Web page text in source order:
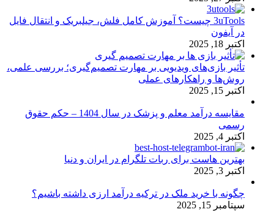
3uTools چیست؟ آموزش کامل فلش، جیلبریک و انتقال فایل
در آیفون
اکتبر 18, 2025
تأثیر بازی‌های ویدیویی بر مهارت تصمیم‌گیری؛ بررسی علمی،
روش‌ها و راهکارهای عملی
اکتبر 15, 2025
مقایسه درآمد معلم و پزشک در سال 1404 – حکم حقوق
رسمی
اکتبر 4, 2025
بهترین هاست برای ربات تلگرام در ایران و دنیا
اکتبر 3, 2025
چگونه با خرید ملک در ترکیه درآمد ارزی داشته باشیم؟
سپتامبر 15, 2025